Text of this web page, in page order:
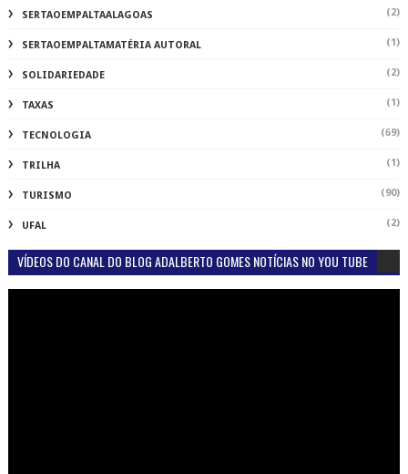
SERTAOEMPALTAALAGOAS (2)
SERTAOEMPALTAMATÉRIA AUTORAL (1)
SOLIDARIEDADE (2)
TAXAS (1)
TECNOLOGIA (69)
TRILHA (1)
TURISMO (90)
UFAL (2)
VÍDEOS DO CANAL DO BLOG ADALBERTO GOMES NOTÍCIAS NO YOU TUBE